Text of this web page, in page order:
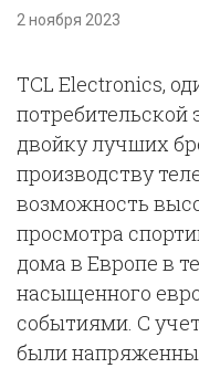
2 ноября 2023
TCL Electronics,
двойку лучших
производству
возможность
просмотра
дома в Европе в
насыщенного
событиями. С
были